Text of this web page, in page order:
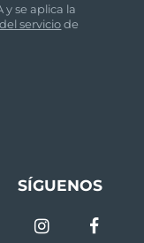
y se aplica la
serviciode
SÍGUENOS